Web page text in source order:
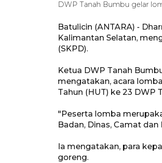
DWP Tanah Bumbu gelar
Batulicin (ANTARA) -
Kalimantan Selatan,
(SKPD).
Ketua DWP Tanah
mengatakan, acara
Tahun (HUT) ke 23 DWP
"Peserta lomba
Badan, Dinas, Camat dan
Ia mengatakan, para
goreng.